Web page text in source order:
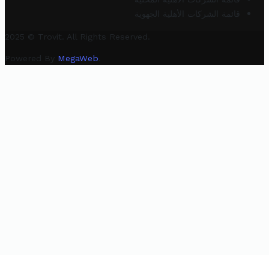
قائمة الشركات الأهلية الجهوية
2025 © Trovit. All Rights Reserved.
Powered By MegaWeb